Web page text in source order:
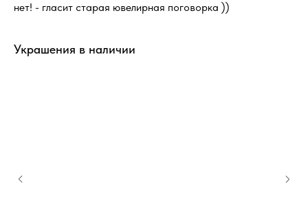
нет! - гласит старая ювелирная поговорка ))
Украшения в наличии